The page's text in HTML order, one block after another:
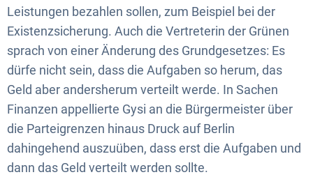
Leistungen bezahlen sollen, zum Beispiel bei der
Existenzsicherung. Auch die Vertreterin der Grünen
sprach von einer Änderung des Grundgesetzes: Es
dürfe nicht sein, dass die Aufgaben so herum, das
Geld aber andersherum verteilt werde. In Sachen
Finanzen appellierte Gysi an die Bürgermeister über
die Parteigrenzen hinaus Druck auf Berlin
dahingehend auszuüben, dass erst die Aufgaben und
dann das Geld verteilt werden sollte.